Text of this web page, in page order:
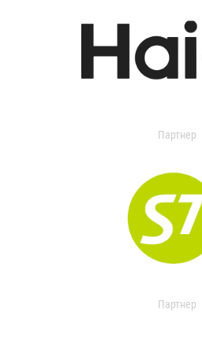
Партнер
Партнер